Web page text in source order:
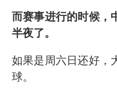
而赛事进行的时候，
半夜了。
如果是周六日还好，
球。